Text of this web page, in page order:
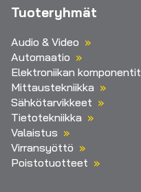
Tuoteryhmät
Audio & Video
Automaatio
Elektroniikan komponentit
Mittaustekniikka
Sähkötarvikkeet
Tietotekniikka
Valaistus
Virransyöttö
Poistotuotteet